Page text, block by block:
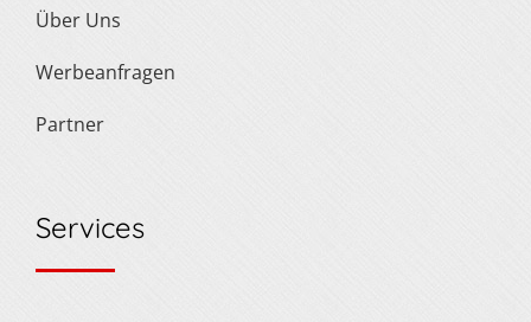
Über Uns
Werbeanfragen
Partner
Services